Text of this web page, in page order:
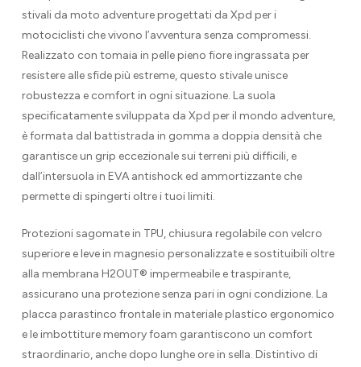
stivali da moto adventure progettati da Xpd per i
motociclisti che vivono l’avventura senza compromessi.
Realizzato con tomaia in pelle pieno fiore ingrassata per
resistere alle sfide più estreme, questo stivale unisce
robustezza e comfort in ogni situazione. La suola
specificatamente sviluppata da Xpd per il mondo adventure,
è formata dal battistrada in gomma a doppia densità che
garantisce un grip eccezionale sui terreni più difficili, e
dall’intersuola in EVA antishock ed ammortizzante che
permette di spingerti oltre i tuoi limiti.
Protezioni sagomate in TPU, chiusura regolabile con velcro
superiore e leve in magnesio personalizzate e sostituibili oltre
alla membrana H2OUT® impermeabile e traspirante,
assicurano una protezione senza pari in ogni condizione. La
placca parastinco frontale in materiale plastico ergonomico
e le imbottiture memory foam garantiscono un comfort
straordinario, anche dopo lunghe ore in sella. Distintivo di